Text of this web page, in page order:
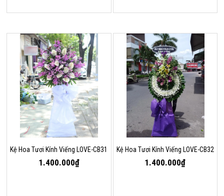
Kệ Hoa Tươi Kính Viếng LOVE-CB31
1.400.000₫
Kệ Hoa Tươi Kính Viếng LOVE-CB32
1.400.000₫